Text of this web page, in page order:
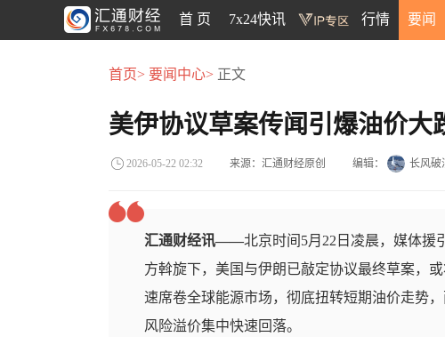
首 页 7x24快讯 行情 要闻
首页> 要闻中心> 正文
美伊协议草案传闻引爆油价
2026-05-22 02:32 来源：汇通财经原创 编辑： 长风破
汇通财经讯——北京时间5月22日凌晨，媒体援
方斡旋下，美国与伊朗已敲定协议最终草案，
速席卷全球能源市场，彻底扭转短期油价走势
风险溢价集中快速回落。